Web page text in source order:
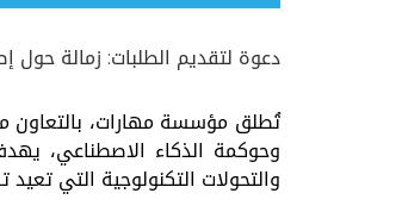
دعوة لتقديم الطلبات: زمالة حول
تُطلق مؤسسة مهارات، بالتعاون
وحوكمة الذكاء الاصطناعي،
والتحولات التكنولوجية التي